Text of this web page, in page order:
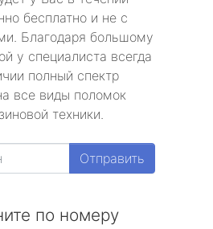
бесплатно и не с
Благодаря большому
у специалиста всегда
полный спектр
все виды поломок
техники.
Отправить
по номеру